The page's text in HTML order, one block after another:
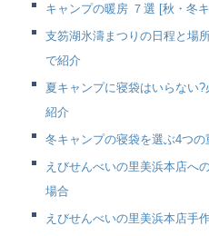
キャンプの暖房 ７選 [秋・冬
支笏湖氷濤まつりの日程と場
で紹介
夏キャンプに寝袋はいらない
紹介
冬キャンプの寝袋を選ぶ4つ
えびせんべいの里美浜本店へ
場合
えびせんべいの里美浜本店手